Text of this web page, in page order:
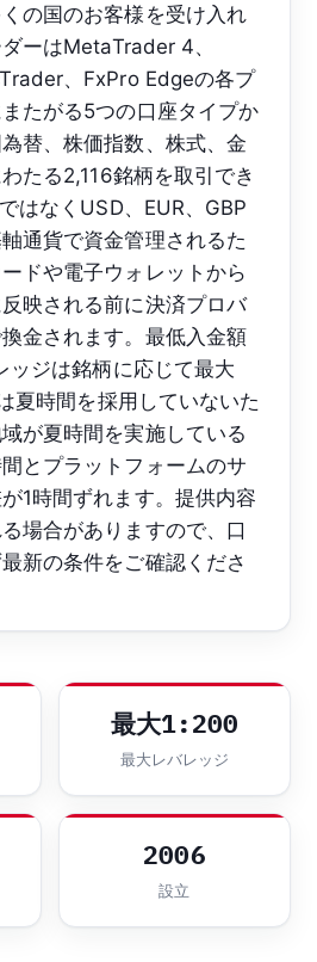
の国のお客様を受け入れ
ーはMetaTrader 4、
、FxPro Edgeの各プ
たがる5つの口座タイプか
替、株価指数、株式、金
たる2,116銘柄を取引でき
はなくUSD、EUR、GBP
通貨で資金管理されるた
ドや電子ウォレットから
映される前に決済プロバ
金されます。最低入金額
ッジは銘柄に応じて最大
夏時間を採用していないた
が夏時間を実施している
とプラットフォームのサ
1時間ずれます。提供内容
場合がありますので、口
新の条件をご確認くださ
最大1:200
最大レバレッジ
2006
設立